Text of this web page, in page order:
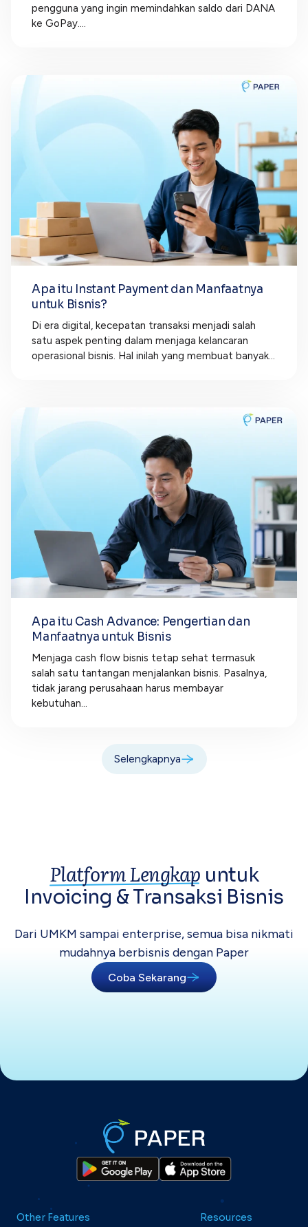
pengguna yang ingin memindahkan saldo dari DANA
ke GoPay....
Apa itu Instant Payment dan Manfaatnya
untuk Bisnis?
Di era digital, kecepatan transaksi menjadi salah
satu aspek penting dalam menjaga kelancaran
operasional bisnis. Hal inilah yang membuat banyak...
Apa itu Cash Advance: Pengertian dan
Manfaatnya untuk Bisnis
Menjaga cash flow bisnis tetap sehat termasuk
salah satu tantangan menjalankan bisnis. Pasalnya,
tidak jarang perusahaan harus membayar
kebutuhan...
Selengkapnya
Platform Lengkap untuk
Invoicing &Transaksi Bisnis
Dari UMKM sampai enterprise, semua bisa nikmati
mudahnya berbisnis dengan Paper
Coba Sekarang
Other Features Resources